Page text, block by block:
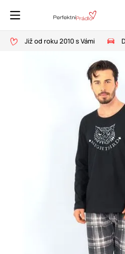
Již od roku 2010 s Vámi